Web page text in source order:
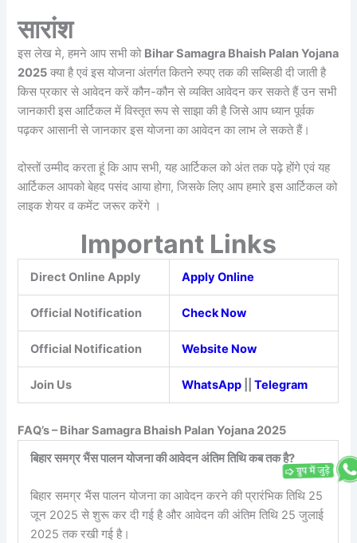
सारांश
इस लेख मे, हमने आप सभी को Bihar Samagra Bhaish Palan Yojana
2025 क्या है एवं इस योजना अंतर्गत कितने रुपए तक की सब्सिडी दी जाती है
किस प्रकार से आवेदन करें कौन-कौन से व्यक्ति आवेदन कर सकते हैं उन सभी
जानकारी इस आर्टिकल में विस्तृत रूप से साझा की है जिसे आप ध्यान पूर्वक
पढ़कर आसानी से जानकार इस योजना का आवेदन का लाभ ले सकते हैं।
दोस्तों उम्मीद करता हूं कि आप सभी, यह आर्टिकल को अंत तक पढ़े होंगे एवं यह
आर्टिकल आपको बेहद पसंद आया होगा, जिसके लिए आप हमारे इस आर्टिकल को
लाइक शेयर व कमेंट जरूर करेंगे ।
Important Links
Direct Online Apply Apply Online
Official Notification Check Now
Official Notification Website Now
Join Us WhatsApp ||Telegram
FAQ’s – Bihar Samagra Bhaish Palan Yojana 2025
बिहार समग्र भैंस पालन योजना की आवेदन अंतिम तिथि कब तक है?
बिहार समग्र भैंस पालन योजना का आवेदन करने की प्रारंभिक तिथि 25
जून 2025 से शुरू कर दी गई है और आवेदन की अंतिम तिथि 25 जुलाई
2025 तक रखी गई है।